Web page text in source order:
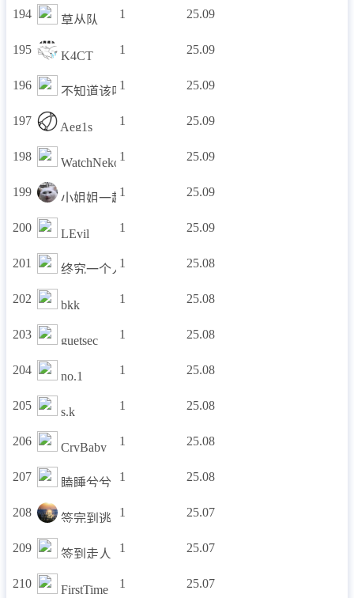
194 草丛队 1 25.09
195 K4CT 1 25.09
196 不知道该叫什么好了
1 25.09
197 Aeg1s 1 25.09
198 WatchNekos
1 25.09
199 小姐姐一起玩呀
1 25.09
200 LEvil 1 25.09
201 终究一个人抗下所有
1 25.08
202 bkk 1 25.08
203 guetsec 1 25.08
204 no.1 1 25.08
205 s.k 1 25.08
206 CryBaby 1 25.08
207 瞌睡兮兮 1 25.08
208 签完到逃 1 25.07
209 签到走人 1 25.07
210 FirstTime 1 25.07